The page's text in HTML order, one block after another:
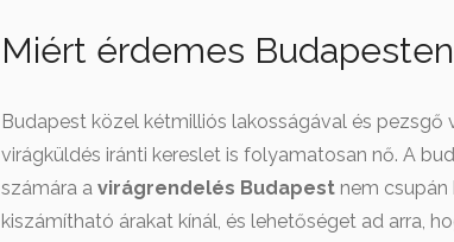
Miért érdemes
Budapest közel kétmilliós lakosságával és pezsgő
virágküldés iránti kereslet is folyamatosan nő. A
számára a virágrendelés Budapest nem csupán
kiszámítható árakat kínál, és lehetőséget ad arra,